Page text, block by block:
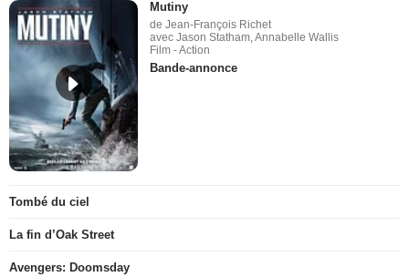
Mutiny
de Jean-François Richet
avec Jason Statham, Annabelle Wallis
Film - Action
Bande-annonce
Tombé du ciel
La fin d’Oak Street
Avengers: Doomsday